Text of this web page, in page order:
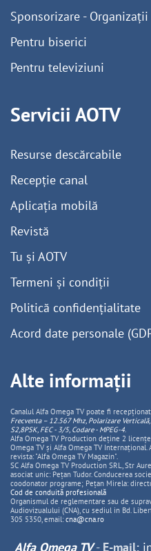
Sponsorizare - Organizații
Pentru biserici
Pentru televiziuni
Servicii AOTV
Resurse descărcabile
Recepție canal
Aplicația mobilă
Revistă
Tu și AOTV
Termeni și condiții
Politică confidențialitate
Acord date personale
Alte informații
Canalul Alfa Omega TV poate fi
Frecventa – 12.567 Mhz, PolarizareVertica
S2,8PSK, FEC - 3/5, Codare - MPEG-4.
Alfa Omega TV Production deține 2
Omega TV și Alfa Omega TV
revista: "Alfa Omega TV Magazin".
SC Alfa Omega TV Production SRL, Str
asociat unic: Pețan Tudor. Conducerea
coodonator programe; Pețan Mirela:
Cod de conduită profesională
Organismul de reglementare sau de
Audiovizualului (CNA), cu sediul in Bd.
305 5350, email: cna@cna.ro
Alfa Omega TV- E-mail: